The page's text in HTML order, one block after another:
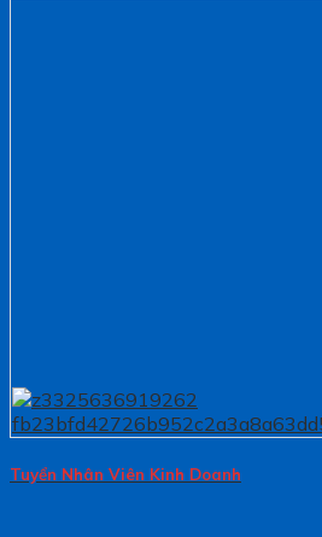
Tuyển Nhân Viên Kinh Doanh